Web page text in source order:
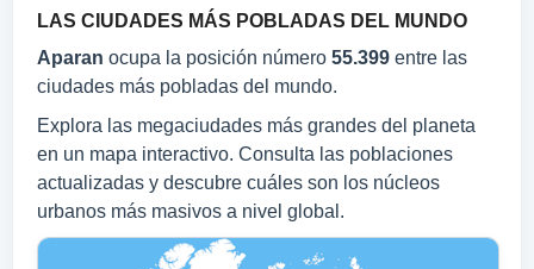
LAS CIUDADES MÁS POBLADAS DEL MUNDO
Aparan ocupa la posición número 55.399 entre las
ciudades más pobladas del mundo.
Explora las megaciudades más grandes del planeta
en un mapa interactivo. Consulta las poblaciones
actualizadas y descubre cuáles son los núcleos
urbanos más masivos a nivel global.